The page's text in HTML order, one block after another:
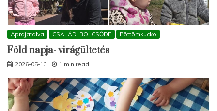
Aprajafalva CSALÁDI BÖLCSŐDE Pöttömkuckó
Föld napja- virágültetés
2026-05-13 1 min read